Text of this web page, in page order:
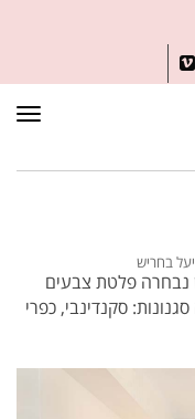
עבור:
Vimeo
בחריש
נבחרה פלטת צבעים
סקנדינבי, כפרי